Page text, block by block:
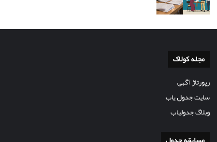
مجله کولاک
رپورتاژ آگهی
سایت جدول یاب
وبلاگ جدولیاب